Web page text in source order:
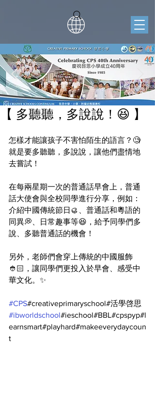
【 多聽聽，多說說！😆 】
怎樣才能讓孩子不害怕陌生的語言？🧐
就是要多聽聽，多說說，讓他們盡情地
去嘗試！
在每兩星期一次的普通話早會上，普通
話大使會與全校同學進行分享，例如：
介紹中國傳統節日🥮、普通話和粵語的
同異💭、日常趣事等😆，給予同學們多
說、多聽普通話的機會！
另外，老師們會穿上傳統的中國服飾
👲🏻，讓同學們更投入於早會、感受中
華文化。✨
#CPS#creativeprimaryschool#活學啓思
#ibworldschool#ieschool#BBL#cpspyp#l
earnsmart#playhard#makeeverydaycoun
t